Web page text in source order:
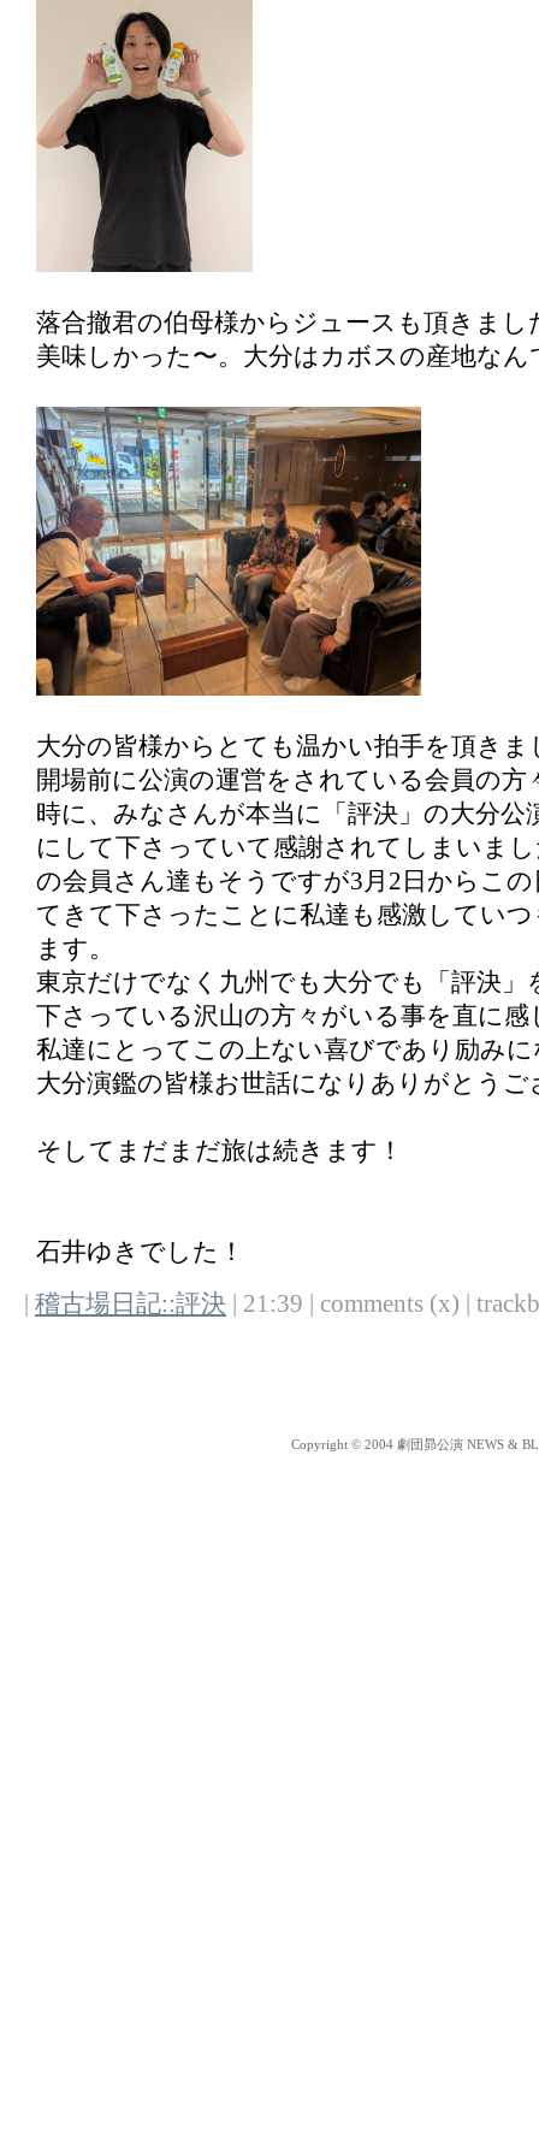
落合撤君の伯母様からジュースも頂きまし
美味しかった〜。大分はカボスの産地なん
大分の皆様からとても温かい拍手を頂きま
開場前に公演の運営をされている会員の方
時に、みなさんが本当に「評決」の大分公
にして下さっていて感謝されてしまいま
の会員さん達もそうですが3月2日からこ
てきて下さったことに私達も感激してい
ます。
東京だけでなく九州でも大分でも「評決」
下さっている沢山の方々がいる事を直に感
私達にとってこの上ない喜びであり励み
大分演鑑の皆様お世話になりありがとう
そしてまだまだ旅は続きます！
石井ゆきでした！
稽古場日記::評決 | 21:39 | comments (x) |
Copyright © 2004 劇団昴公演 NEWS &